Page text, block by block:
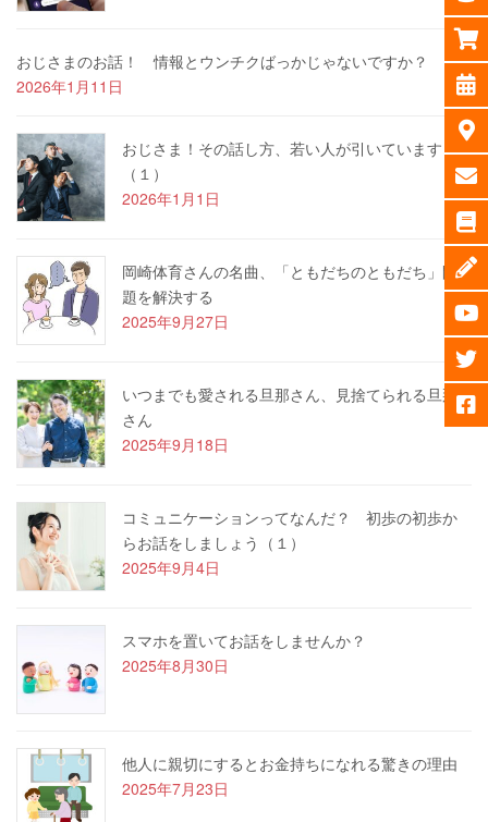
おじさまのお話！ 情報とウンチクばっかじゃないですか？
2026年1月11日
おじさま！その話し方、若い人が引いています
（１）
2026年1月1日
岡崎体育さんの名曲、「ともだちのともだち」問
題を解決する
2025年9月27日
いつまでも愛される旦那さん、見捨てられる旦那
さん
2025年9月18日
コミュニケーションってなんだ？ 初歩の初歩か
らお話をしましょう（１）
2025年9月4日
スマホを置いてお話をしませんか？
2025年8月30日
他人に親切にするとお金持ちになれる驚きの理由
2025年7月23日